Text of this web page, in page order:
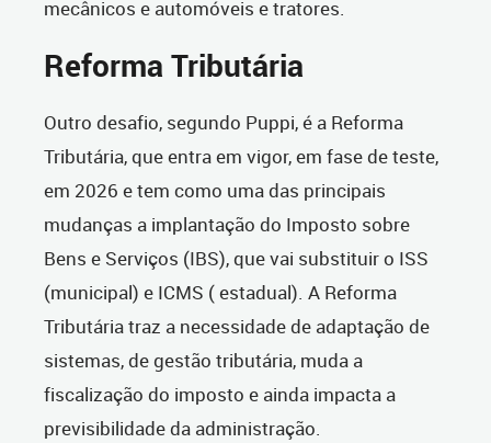
mecânicos e automóveis e tratores.
Reforma Tributária
Outro desafio, segundo Puppi, é a Reforma
Tributária, que entra em vigor, em fase de teste,
em 2026 e tem como uma das principais
mudanças a implantação do Imposto sobre
Bens e Serviços (IBS), que vai substituir o ISS
(municipal) e ICMS ( estadual). A Reforma
Tributária traz a necessidade de adaptação de
sistemas, de gestão tributária, muda a
fiscalização do imposto e ainda impacta a
previsibilidade da administração.